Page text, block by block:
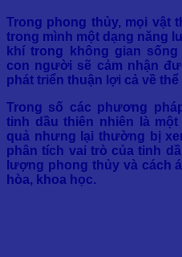
Trong phong thủy, mọi vật
trong mình một dạng năng
khí trong không gian
con người sẽ cảm nhận
phát triển thuận lợi cả về
Trong số các phương
tinh dầu thiên nhiên là
quả nhưng lại thường bị
phân tích vai trò của tinh
lượng phong thủy và cách
hòa, khoa học.